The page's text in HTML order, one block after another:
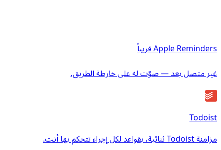
Apple Reminders قريباً
غير متصل بعد — صوّت له على خارطة الطريق.
Todoist
مزامنة Todoist ثنائية، بقواعد لكل إجراء تتحكم بها أنت.